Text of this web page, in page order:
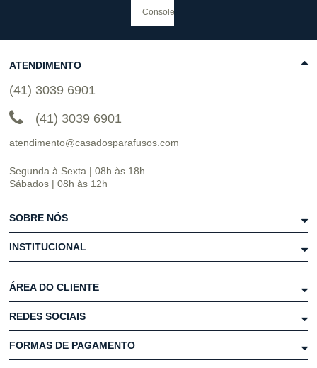
ATENDIMENTO
(41) 3039 6901
(41) 3039 6901
atendimento@casadosparafusos.com
Segunda à Sexta | 08h às 18h
Sábados | 08h às 12h
SOBRE NÓS
INSTITUCIONAL
ÁREA DO CLIENTE
REDES SOCIAIS
FORMAS DE PAGAMENTO